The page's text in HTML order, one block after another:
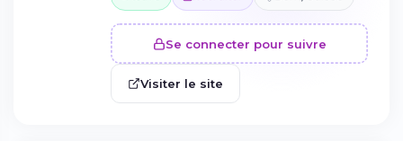
Se connecter pour suivre
Visiter le site